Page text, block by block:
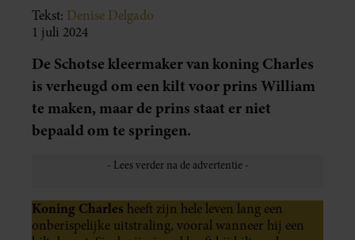
Tekst: Denise Delgado
1 juli 2024
De Schotse kleermaker van koning Charles
is verheugd om een kilt voor prins William
te maken, maar de prins staat er niet
bepaald om te springen.
Koning Charles heeft zijn hele leven lang een
onberispelijke uitstraling, vooral wanneer hij een